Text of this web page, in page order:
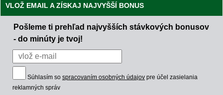
VLOŽ EMAIL A ZÍSKAJ NAJVYŠŠÍ BONUS
Pošleme ti prehľad najvyšších stávkových bonusov
- do minúty je tvoj!
Súhlasím so spracovaním osobných údajov pre účel zasielania
reklamných správ